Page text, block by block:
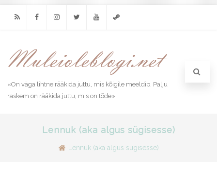
«On väga lihtne rääkida juttu, mis kõigile meeldib. Palju
raskem on rääkida juttu, mis on tõde»
Lennuk (aka algus sügisesse)
Lennuk (aka algus sügisesse)